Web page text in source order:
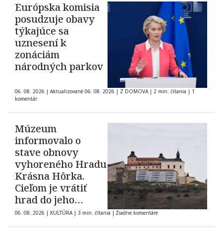
Európska komisia
posudzuje obavy
týkajúce sa
uznesení k
zonáciám
národných parkov
06. 08. 2026 | Aktualizované 06. 08. 2026 | Z DOMOVA | 2 min. čítania | 1
komentár
Múzeum
informovalo o
stave obnovy
vyhoreného Hradu
Krásna Hôrka.
Cieľom je vrátiť
hrad do jeho
pôvodnej podoby z
roku 1903
06. 08. 2026 | KULTÚRA | 3 min. čítania | Žiadne komentáre